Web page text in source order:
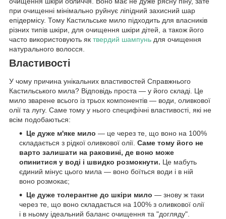
при очищенні мінімально руйнує ліпідний захисний шар
епідермісу. Тому Кастильське мило підходить для власників
різних типів шкіри, для очищення шкіри дітей, а також його
часто використовують як твердий шампунь для очищення
натурального волосся.
Властивості
У чому причина унікальних властивостей Справжнього
Кастильського мила? Відповідь проста — у його складі. Це
мило зварене всього із трьох компонентів — води, оливкової
олії та лугу. Саме тому у нього специфічні властивості, які не
всім подобаються:
Це дуже м'яке мило — це через те, що воно на 100%
складається з рідкої оливкової олії. Саме тому його не
варто залишати на раковині, де воно може
опинитися у воді і швидко розмокнути. Це мабуть
єдиний мінус цього мила — воно боїться води і в ній
воно розмокає;
Це дуже толерантне до шкіри мило — знову ж таки
через те, що воно складається на 100% з оливкової олії
і в ньому ідеальний баланс очищення та "догляду".